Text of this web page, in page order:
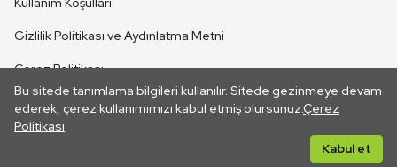
Bu sitede tanımlama bilgileri kullanılır. Sitede gezinmeye devam
ederek, çerez kullanımımızı kabul etmiş olursunuz.Çerez
Politikası
Kabul et
CANLI YAYINLAR
Gizlilik Politikası ve Aydınlatma Metni
Çerez Politikası
İletişim
Her hakkı saklıdır. ©2026 TRT. Bağlantı yoluyla gidilen dış